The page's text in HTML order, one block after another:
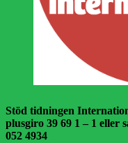
Stöd tidningen
plusgiro 39 69 1 – 1 eller
052 4934